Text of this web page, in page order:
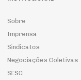
Sobre
Imprensa
Sindicatos
Negociações Coletivas
SESC